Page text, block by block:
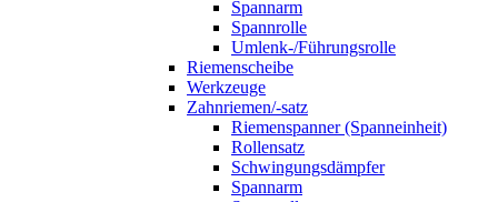
Spannarm
Spannrolle
Umlenk-/Führungsrolle
Riemenscheibe
Werkzeuge
Zahnriemen/-satz
Riemenspanner (Spanneinheit)
Rollensatz
Schwingungsdämpfer
Spannarm